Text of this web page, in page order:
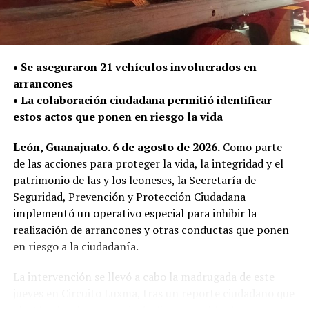
municipio; de estas, 16 fueron armas largas de uso
La Secretaría de Seguridad, Prevención y Protección
Ciudadana continúa con el despliegue policial en las
calles para detectar y retirar armas de fuego que puedan
ser utilizadas en la comisión de delitos y atender de
•⁠ ⁠Se aseguraron 21 vehículos involucrados en
arrancones
•⁠ ⁠La colaboración ciudadana permitió identificar
estos actos que ponen en riesgo la vida
León, Guanajuato. 6 de agosto de 2026.Como parte
de las acciones para proteger la vida, la integridad y el
patrimonio de las y los leoneses, la Secretaría de
Seguridad, Prevención y Protección Ciudadana
implementó un operativo especial para inhibir la
realización de arrancones y otras conductas que ponen
en riesgo a la ciudadanía.
La intervención se llevó a cabo la madrugada de este